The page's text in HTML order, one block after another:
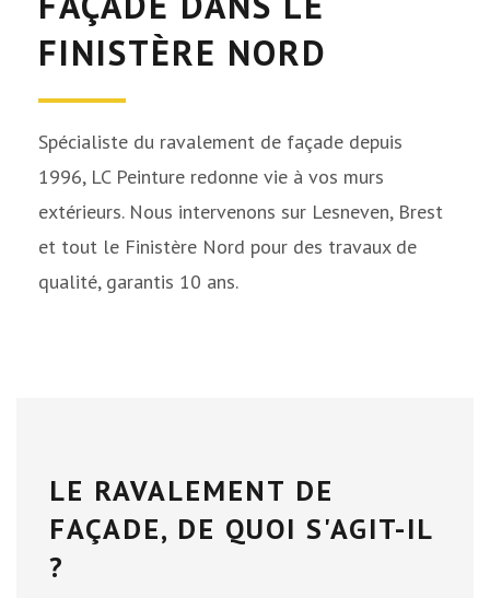
FINISTÈRE NORD
Spécialiste du ravalement de façade depuis
1996, LC Peinture redonne vie à vos murs
extérieurs. Nous intervenons sur Lesneven, Brest
et tout le Finistère Nord pour des travaux de
qualité, garantis 10 ans.
LE RAVALEMENT DE
FAÇADE, DE QUOI S'AGIT-IL
?